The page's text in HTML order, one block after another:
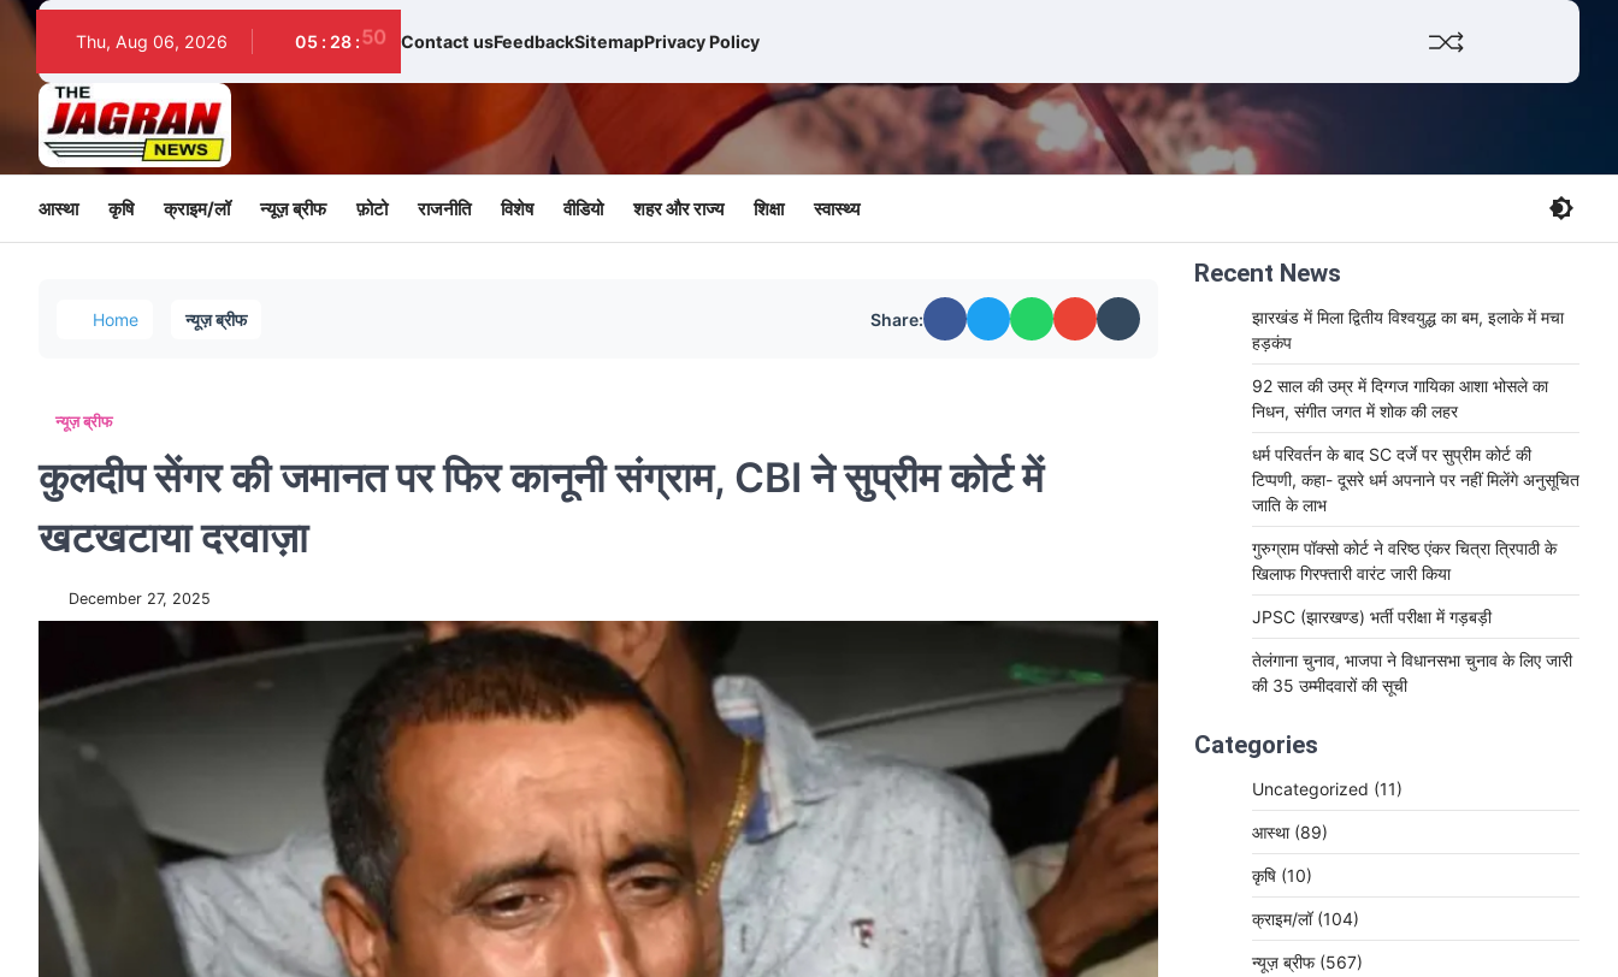
Thu, Aug 06, 2026 05 : 28 :51 Contact usFeedbackSitemapPrivacy Policy
आस्था कृषि क्राइम/लॉ न्यूज़ ब्रीफ फ़ोटो राजनीति विशेष वीडियो शहर और राज्य शिक्षा स्वास्थ्य
Home न्यूज़ ब्रीफ Share:
न्यूज़ ब्रीफ
कुलदीप सेंगर की जमानत पर फिर कानूनी संग्राम, CBI ने सुप्रीम कोर्ट में
खटखटाया दरवाज़ा
December 27, 2025
Recent News
झारखंड में मिला द्वितीय विश्वयुद्ध का बम, इलाके में मचा
हड़कंप
92 साल की उम्र में दिग्गज गायिका आशा भोसले का
निधन, संगीत जगत में शोक की लहर
धर्म परिवर्तन के बाद SC दर्जे पर सुप्रीम कोर्ट की
टिप्पणी, कहा- दूसरे धर्म अपनाने पर नहीं मिलेंगे अनुसूचित
जाति के लाभ
गुरुग्राम पॉक्सो कोर्ट ने वरिष्ठ एंकर चित्रा त्रिपाठी के
खिलाफ गिरफ्तारी वारंट जारी किया
JPSC (झारखण्ड) भर्ती परीक्षा में गड़बड़ी
तेलंगाना चुनाव, भाजपा ने विधानसभा चुनाव के लिए जारी
की 35 उम्मीदवारों की सूची
Categories
Uncategorized (11)
आस्था (89)
कृषि (10)
क्राइम/लॉ (104)
न्यूज़ ब्रीफ (567)